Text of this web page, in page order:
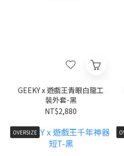
GEEKY x 遊戲王青眼白龍工
裝外套-黑
NT$2,880
OVERSIZE